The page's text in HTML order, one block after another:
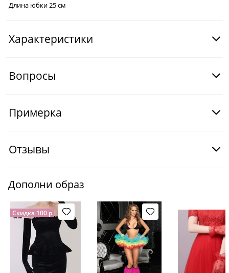
Длина юбки 25 см
Характеристики
Вопросы
Примерка
Отзывы
Дополни образ
Скидка 100 р